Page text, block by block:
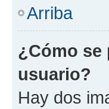
Arriba
¿Cómo se
usuario?
Hay dos